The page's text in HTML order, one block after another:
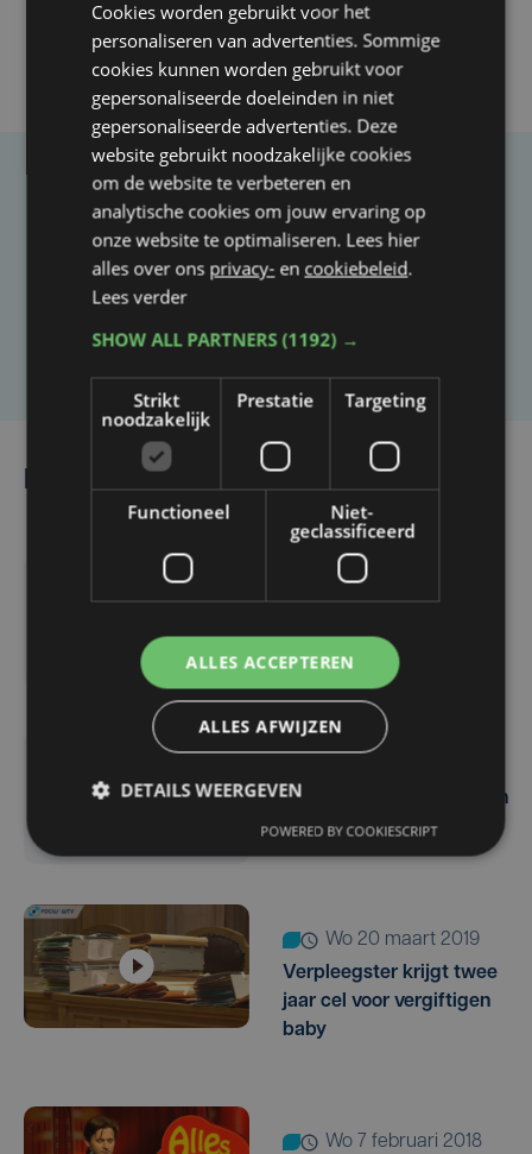
Taalfout opgemerkt?
Heb je een taal- of schrijffout opgemerkt in dit
artikel?
Laat het ons weten
vr 28 juni 2019
Wie wil dieren vergiftigen
met verdachte worstjes?
wo 20 maart 2019
Verpleegster krijgt twee
jaar cel voor vergiftigen
baby
wo 7 februari 2018
Cookies worden gebruikt voor het
personaliseren van advertenties. Sommige
cookies kunnen worden gebruikt voor
gepersonaliseerde doeleinden in niet
gepersonaliseerde advertenties. Deze
website gebruikt noodzakelijke cookies
om de website te verbeteren en
analytische cookies om jouw ervaring op
onze website te optimaliseren. Lees hier
alles over ons privacy- en cookiebeleid.
Lees verder
SHOW ALL PARTNERS(1192) →
Strikt
noodzakelijk
Prestatie Targeting
Functioneel
Niet-
geclassificeerd
ALLES ACCEPTEREN
ALLES AFWIJZEN
DETAILS WEERGEVEN
POWERED BY COOKIESCRIPT